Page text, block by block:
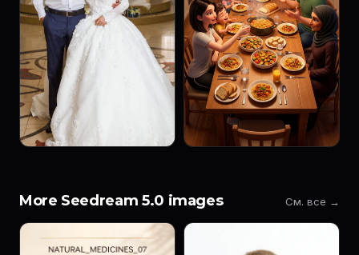
More Seedream 5.0 images См. все →